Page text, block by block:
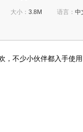
大小： 3.8M 语言： 中
，不少小伙伴都入手使